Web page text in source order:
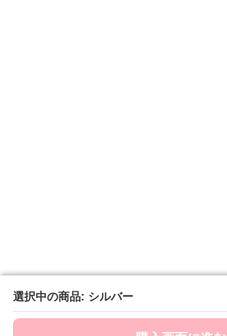
選択中の商品: シルバー
選択中の商品: シルバー